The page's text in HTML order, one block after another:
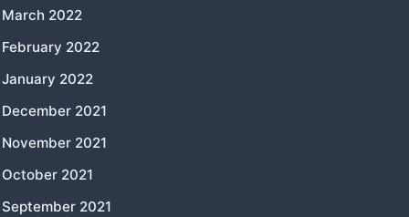
March 2022
February 2022
January 2022
December 2021
November 2021
October 2021
September 2021